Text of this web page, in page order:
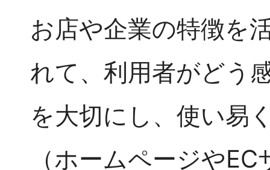
お店や企業の特徴を
れて、利用者がどう
を大切にし、使い易
（ホームページや